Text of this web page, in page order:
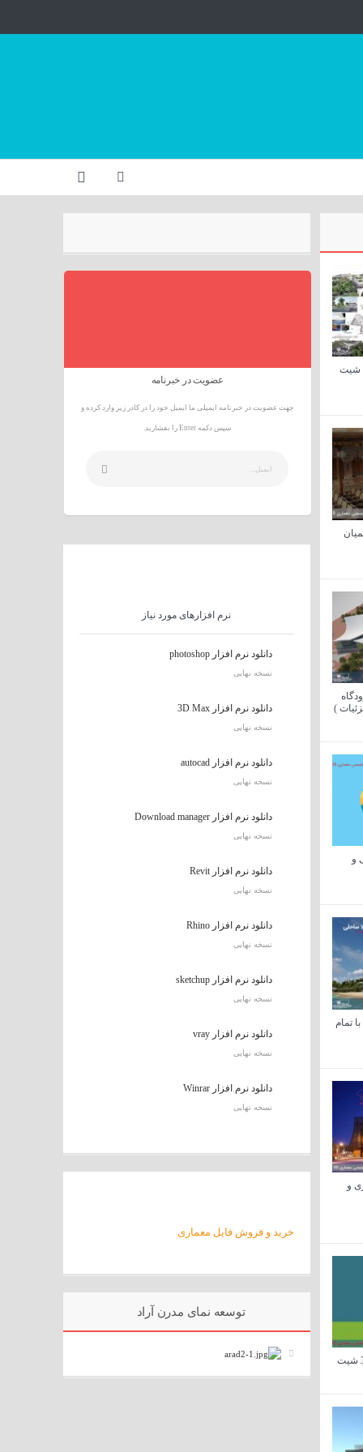
, شیت
)
و
تمام
و
عضویت در خبرنامه
جهت عضویت در خبرنامه ایمیلی ما ایمیل خود را در کادر زیر وارد کرده و
سپس دکمه Enter را بفشارید.
نرم افزارهای مورد نیاز
دانلود نرم افزار photoshop
نسخه نهایی
دانلود نرم افزار 3D Max
نسخه نهایی
دانلود نرم افزار autocad
نسخه نهایی
دانلود نرم افزار Download manager
نسخه نهایی
دانلود نرم افزار Revit
نسخه نهایی
دانلود نرم افزار Rhino
نسخه نهایی
دانلود نرم افزار sketchup
نسخه نهایی
دانلود نرم افزار vray
نسخه نهایی
دانلود نرم افزار Winrar
نسخه نهایی
خرید و فروش فایل معماری
توسعه نمای مدرن آراد